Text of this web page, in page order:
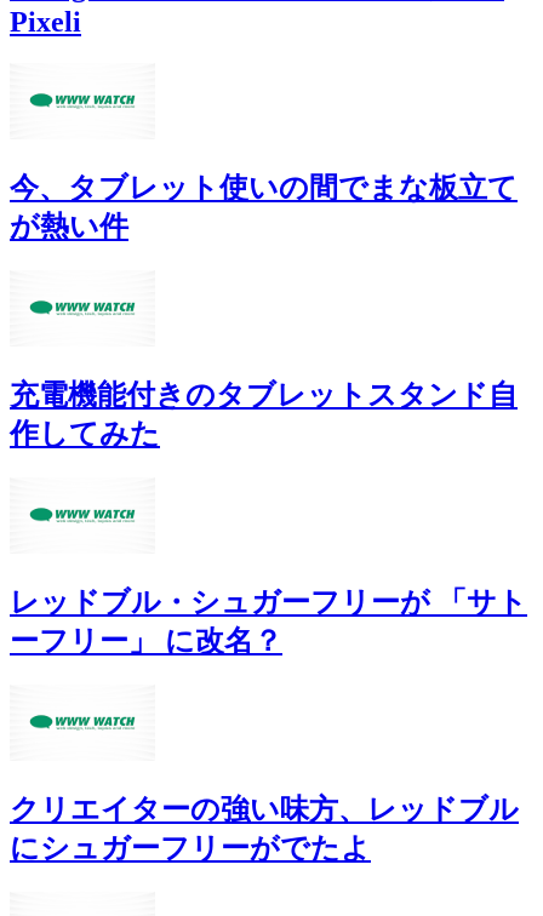
Pixeli
今、タブレット使いの間でまな板立て
が熱い件
充電機能付きのタブレットスタンド自
作してみた
レッドブル・シュガーフリーが 「サト
ーフリー」 に改名？
クリエイターの強い味方、レッドブル
にシュガーフリーがでたよ